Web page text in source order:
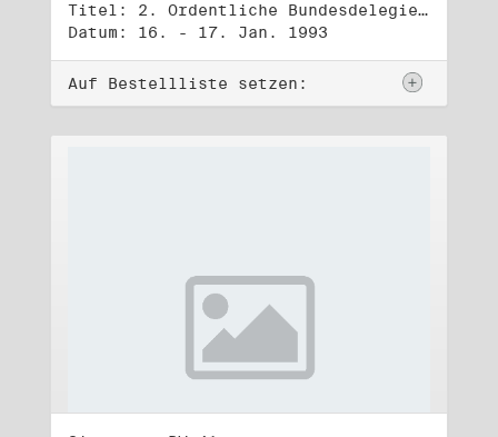
Titel: 2. Ordentliche Bundesdelegiertenversammlung (16.-17.1.1993)
Datum: 16. - 17. Jan. 1993
Auf Bestellliste setzen: